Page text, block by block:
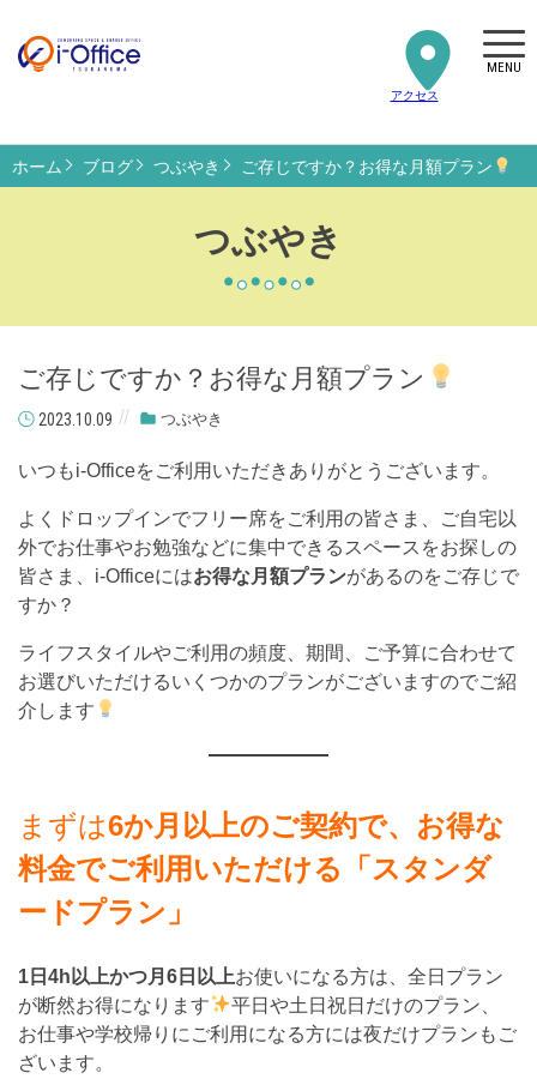
アクセス
MENU
つぶやき
ホーム ブログ つぶやき ご存じですか？お得な月額プラン
ご存じですか？お得な月額プラン
2023.10.09 つぶやき
いつもi-Officeをご利用いただきありがとうございます。
よくドロップインでフリー席をご利用の皆さま、ご自宅以
外でお仕事やお勉強などに集中できるスペースをお探しの
皆さま、i-Officeにはお得な月額プランがあるのをご存じで
すか？
ライフスタイルやご利用の頻度、期間、ご予算に合わせて
お選びいただけるいくつかのプランがございますのでご紹
介します
まずは6か月以上のご契約で、お得な
料金でご利用いただける「スタンダ
ードプラン」
1日4h以上かつ月6日以上お使いになる方は、全日プラン
が断然お得になります
平日や土日祝日だけのプラン、
お仕事や学校帰りにご利用になる方には夜だけプランもご
ざいます。